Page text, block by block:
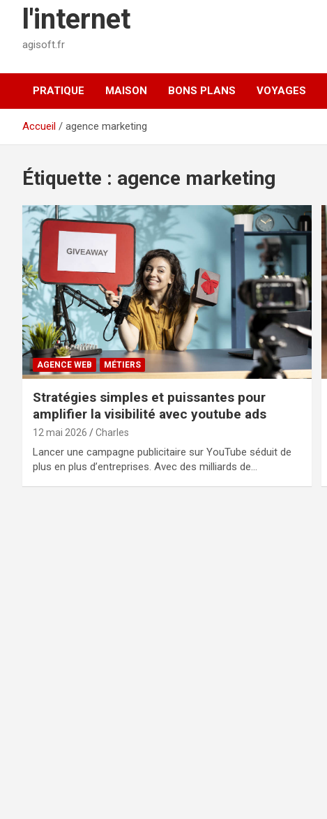
l'internet
agisoft.fr
PRATIQUE MAISON BONS PLANS VOYAGES
Accueil agence marketing
Étiquette : agence marketing
AGENCE WEB MÉTIERS
Stratégies simples et puissantes pour
amplifier la visibilité avec youtube ads
12 mai 2026 Charles
Lancer une campagne publicitaire sur YouTube séduit de
plus en plus d’entreprises. Avec des milliards de…